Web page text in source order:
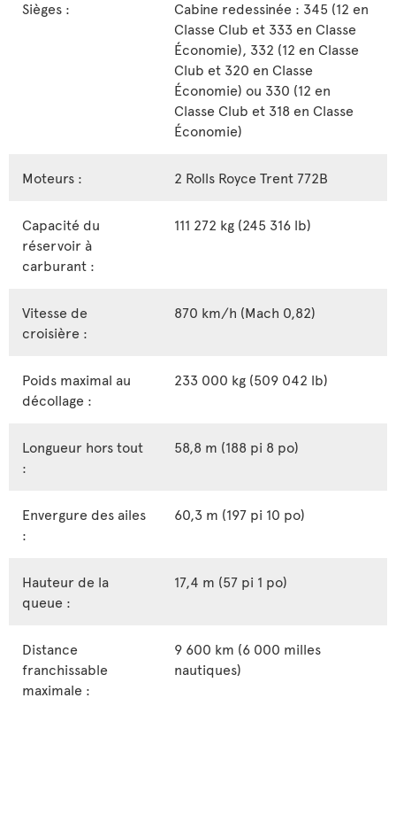
Sièges :
Cabine redessinée : 345 (12 en
Classe Club et 333 en Classe
Économie), 332 (12 en Classe
Club et 320 en Classe
Économie) ou 330 (12 en
Classe Club et 318 en Classe
Économie)
Moteurs : 2 Rolls Royce Trent 772B
Capacité du
réservoir à
carburant :
111 272 kg (245 316 lb)
Vitesse de
croisière :
870 km/h (Mach 0,82)
Poids maximal au
décollage :
233 000 kg (509 042 lb)
Longueur hors tout
:
58,8 m (188 pi 8 po)
Envergure des ailes
:
60,3 m (197 pi 10 po)
Hauteur de la
queue :
17,4 m (57 pi 1 po)
Distance
franchissable
maximale :
9 600 km (6 000 milles
nautiques)